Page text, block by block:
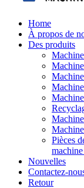
Home
À propos de
Des produits
Pièces
Nouvelles
Contactez-
Retour